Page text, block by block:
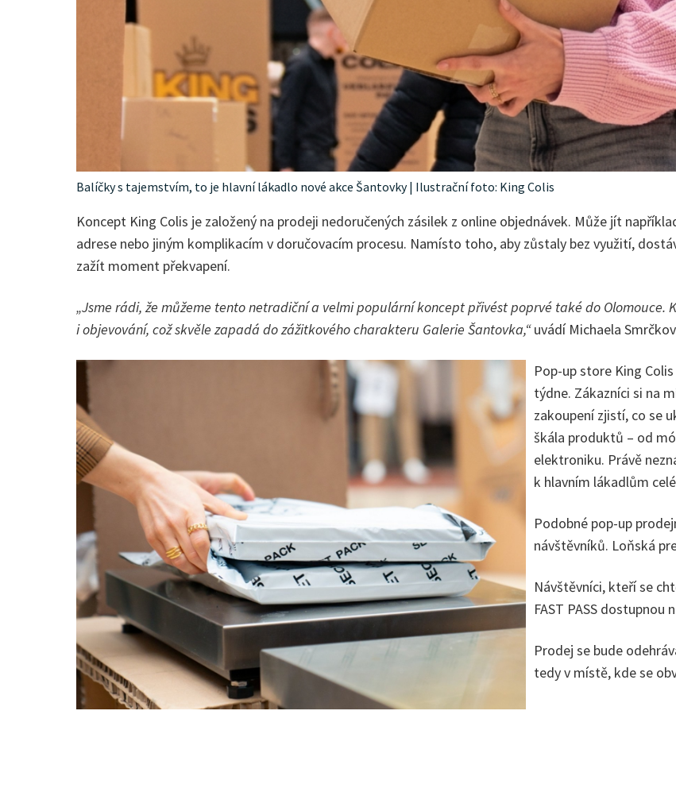
Balíčky s tajemstvím, to je hlavní lákadlo nové akce Šantovky | Ilustrační foto: King Colis
Koncept King Colis je založený na prodeji nedoručených zásilek z online objednávek. Může jít
adrese nebo jiným komplikacím v doručovacím procesu. Namísto toho, aby zůstaly bez využití,
zažít moment překvapení.
„Jsme rádi, že můžeme tento netradiční a velmi populární koncept přivést poprvé také do
i objevování, což skvěle zapadá do zážitkového charakteru Galerie Šantovka,“uvádí Michaela
Pop-up store King
týdne. Zákazníci si na
zakoupení zjistí, co se
škála produktů – od
elektroniku. Právě
k hlavním lákadlům
Podobné pop-up
návštěvníků. Loňská
Návštěvníci, kteří se
FAST PASS dostupnou
Prodej se bude
tedy v místě, kde se